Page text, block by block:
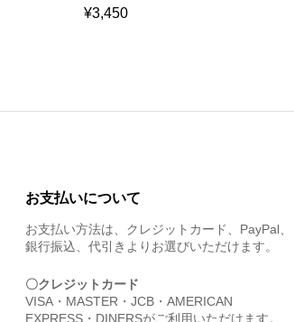
¥3,450
お支払いについて
お支払い方法は、クレジットカード、PayPal、
銀行振込、代引きよりお選びいただけます。
〇クレジットカード
VISA・MASTER・JCB・AMERICAN
EXPRESS・DINERSがご利用いただけます。